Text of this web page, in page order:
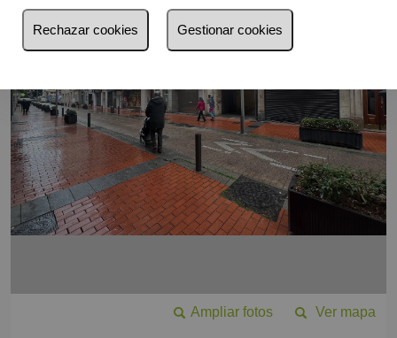
Ver mapa
Ampliar fotos
Rechazar cookies Gestionar cookies